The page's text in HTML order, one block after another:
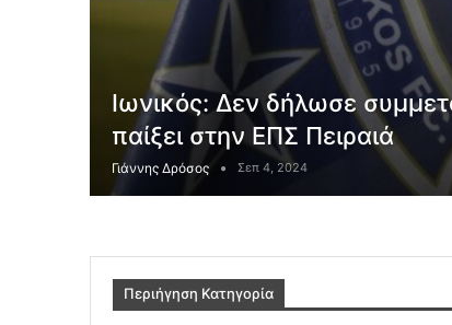
Ιωνικός: Δεν δήλωσε
παίξει στην ΕΠΣ Πειραιά
Γιάννης Δρόσος Σεπ 4, 2024
Περιήγηση Κατηγορία